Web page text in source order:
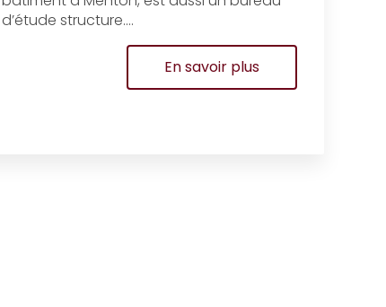
d’étude structure....
En savoir plus